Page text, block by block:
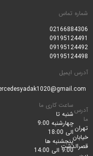
تماس
ساعت کاری ما
شنبه تا
چهارشنبه 9:00
الی 18:00
پنجشنبه ها
9:00 الی 14:00